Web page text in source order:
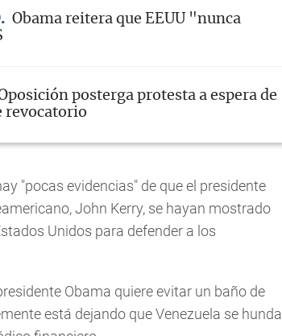
Obama reitera que EEUU "nunca
posterga protesta a espera de
revocatorio
"pocas evidencias" de que el presidente
John Kerry, se hayan mostrado
Unidos para defender a los
Obama quiere evitar un baño de
está dejando que Venezuela se hunda